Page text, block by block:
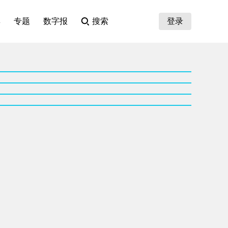
专题 数字报 搜索 登录